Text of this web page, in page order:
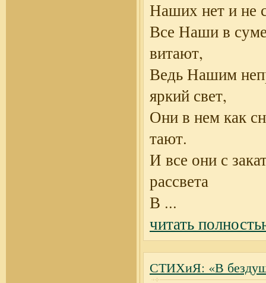
Наших нет и не
Все Наши в
витают,
Ведь Нашим
яркий свет,
Они в нем как
тают.
И все они с
рассвета
В ...
читать
СТИХиЯ: «В